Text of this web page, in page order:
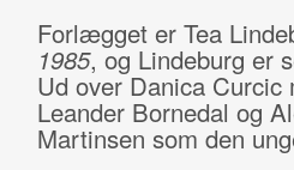
Forlægget er Tea
1985, og Lindeburg er
Ud over Danica Curcic
Leander Bornedal og
Martinsen som den